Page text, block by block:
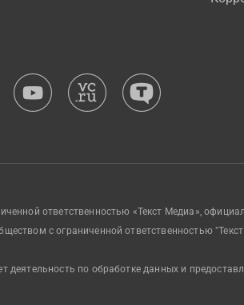
ответственностью «Текст Медиа»,
с ограниченной ответственностью
деятельность по обработке данных и